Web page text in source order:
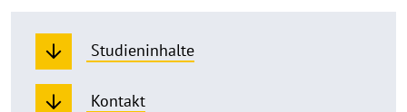
Studieninhalte
Kontakt